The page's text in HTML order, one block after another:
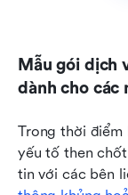
Mẫu gói dịch
dành cho các
Trong thời điểm
yếu tố then
tin với các bên